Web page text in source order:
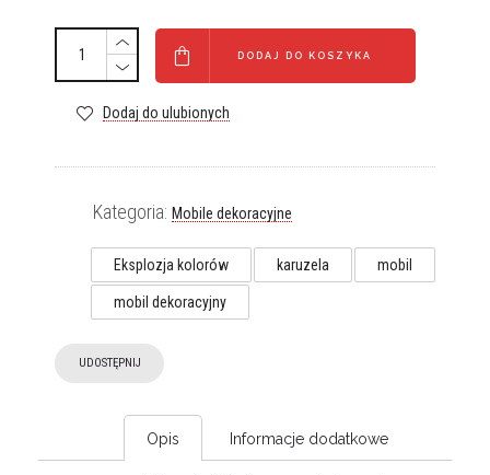
DODAJ DO KOSZYKA
Dodaj do ulubionych
Kategoria: Mobile dekoracyjne
Eksplozja kolorów karuzela mobil
mobil dekoracyjny
UDOSTĘPNIJ
Opis Informacje dodatkowe